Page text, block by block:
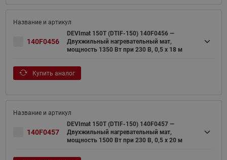
140F0456
DEVImat 150T (DTIF-150) 140F0456 —
Двухжильный нагревательный мат,
мощность 1350 Вт при 230 В, 0,5 х 18 м
Купить аналог
140F0457
DEVImat 150T (DTIF-150) 140F0457 —
Двухжильный нагревательный мат,
мощность 1500 Вт при 230 В, 0,5 х 20 м